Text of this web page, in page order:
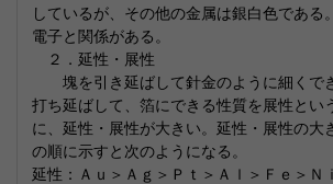
しているが、その他の金属は銀白色である
電子と関係がある。
２．延性・展性
塊を引き延ばして針金のように細くでき
打ち延ばして、箔にできる性質を展性とい
に、延性・展性が大きい。延性・展性の大
の順に示すと次のようになる。
延性：Ａｕ＞Ａｇ＞Ｐｔ＞Ａｌ＞Ｆｅ＞Ｎｉ